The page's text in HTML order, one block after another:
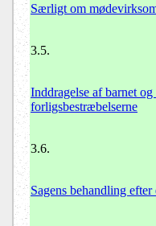
Særligt om
3.5.
Inddragelse af barnet
forligsbestræbelserne
3.6.
Sagens behandling